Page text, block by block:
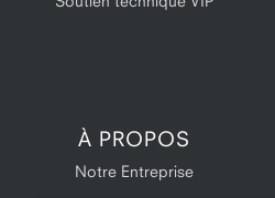
À PROPOS
Notre Entreprise